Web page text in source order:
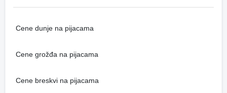
Cene dunje na pijacama
Cene grožđa na pijacama
Cene breskvi na pijacama